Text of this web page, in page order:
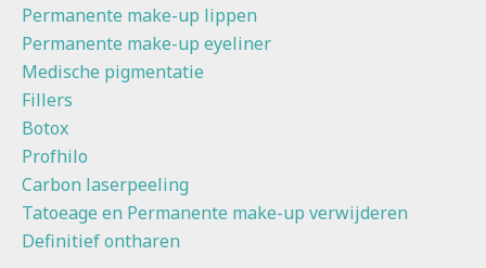
Permanente make-up lippen
Permanente make-up eyeliner
Medische pigmentatie
Fillers
Botox
Profhilo
Carbon laserpeeling
Tatoeage en Permanente make-up verwijderen
Definitief ontharen